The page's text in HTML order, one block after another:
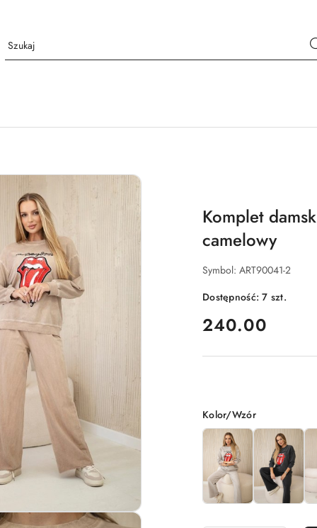
Komplet
camelowy
Symbol: ART90041-2
Dostępność:7 szt.
cena:
240.00
Wariant
Kolor/Wzór